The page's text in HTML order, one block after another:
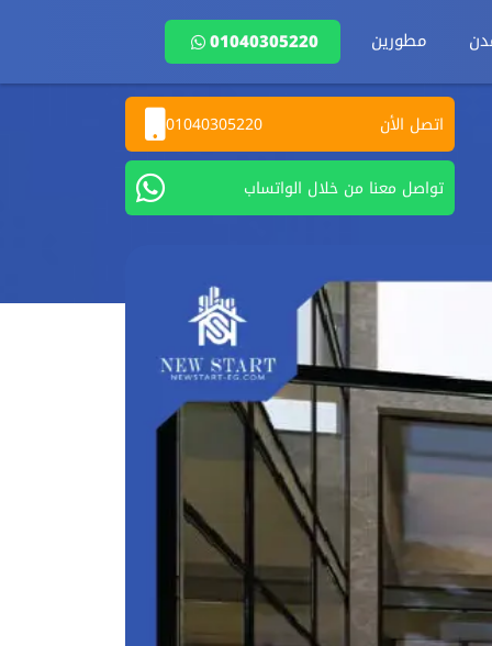
مطورين 01040305220
اتصل الأن 01040305220
تواصل معنا من خلال الواتساب